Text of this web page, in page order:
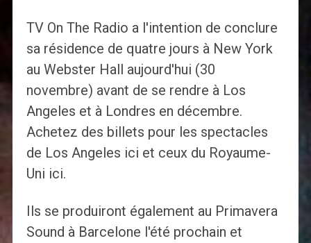
TV On The Radio a l'intention de conclure
sa résidence de quatre jours à New York
au Webster Hall aujourd'hui (30
novembre) avant de se rendre à Los
Angeles et à Londres en décembre.
Achetez des billets pour les spectacles
de Los Angeles ici et ceux du Royaume-
Uni ici.
Ils se produiront également au Primavera
Sound à Barcelone l'été prochain et